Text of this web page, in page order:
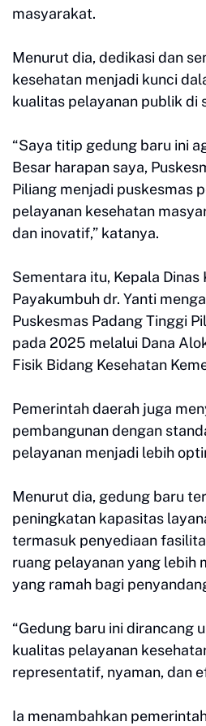
masyarakat.
Menurut dia, dedikasi dan
kesehatan menjadi kunci
kualitas pelayanan publik di
“Saya titip gedung baru ini
Besar harapan saya,
Piliang menjadi puskesmas
pelayanan kesehatan
dan inovatif,” katanya.
Sementara itu, Kepala Dinas
Payakumbuh dr. Yanti
Puskesmas Padang Tinggi
pada 2025 melalui Dana
Fisik Bidang Kesehatan
Pemerintah daerah juga
pembangunan dengan
pelayanan menjadi lebih
Menurut dia, gedung baru
peningkatan kapasitas
termasuk penyediaan
ruang pelayanan yang lebih
yang ramah bagi
“Gedung baru ini dirancang
kualitas pelayanan
representatif, nyaman, dan
Ia menambahkan